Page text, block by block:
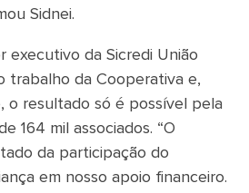
Sidnei.
executivo da Sicredi União
trabalho da Cooperativa e,
o resultado só é possível pela
164 mil associados. “O
da participação do
em nosso apoio financeiro.